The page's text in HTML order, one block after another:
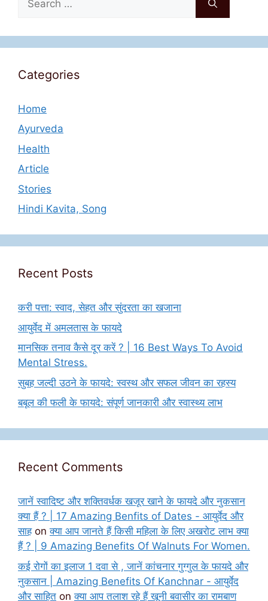
for:
Categories
Home
Ayurveda
Health
Article
Stories
Hindi Kavita, Song
Recent Posts
करी पत्ता: स्वाद, सेहत और सुंदरता का खजाना
आयुर्वेद में अमलतास के फायदे
मानसिक तनाव कैसे दूर करें ? | 16 Best Ways To Avoid
Mental Stress.
सुबह जल्दी उठने के फायदे: स्वस्थ और सफल जीवन का रहस्य
बबूल की फली के फायदे: संपूर्ण जानकारी और स्वास्थ्य लाभ
Recent Comments
जानें स्वादिष्ट और शक्तिवर्धक खजूर खाने के फायदे और नुकसान
क्या हैं ? | 17 Amazing Benfits of Dates - आयुर्वेद और
साहonक्या आप जानते हैं किसी महिला के लिए अखरोट लाभ क्या
हैं ? | 9 Amazing Benefits Of Walnuts For Women.
कई रोगों का इलाज 1 दवा से , जानें कांचनार गुग्गुल के फायदे और
नुकसान | Amazing Benefits Of Kanchnar - आयुर्वेद
और साहित onक्या आप तलाश रहे हैं खूनी बवासीर का रामबाण